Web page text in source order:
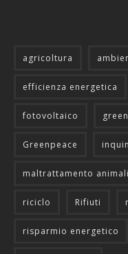
agricoltura
efficienza energetica
fotovoltaico
Greenpeace
maltrattamento animali
riciclo Rifiuti
risparmio energetico